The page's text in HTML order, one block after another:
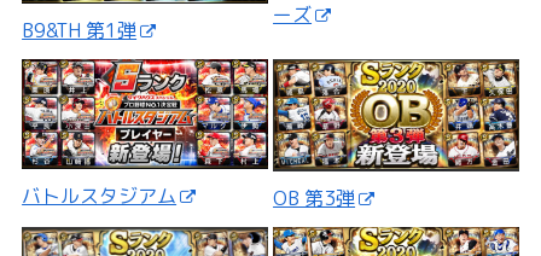
B9&TH 第1弾
ーズ
バトルスタジアム OB 第3弾